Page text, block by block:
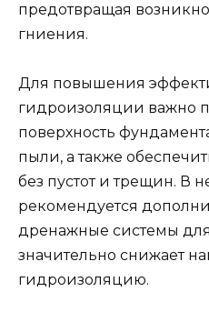
предотвращая
гниения.
Для повышения
гидроизоляции важно
поверхность
пыли, а также
без пустот и трещин. В
рекомендуется
дренажные системы
значительно снижает
гидроизоляцию.